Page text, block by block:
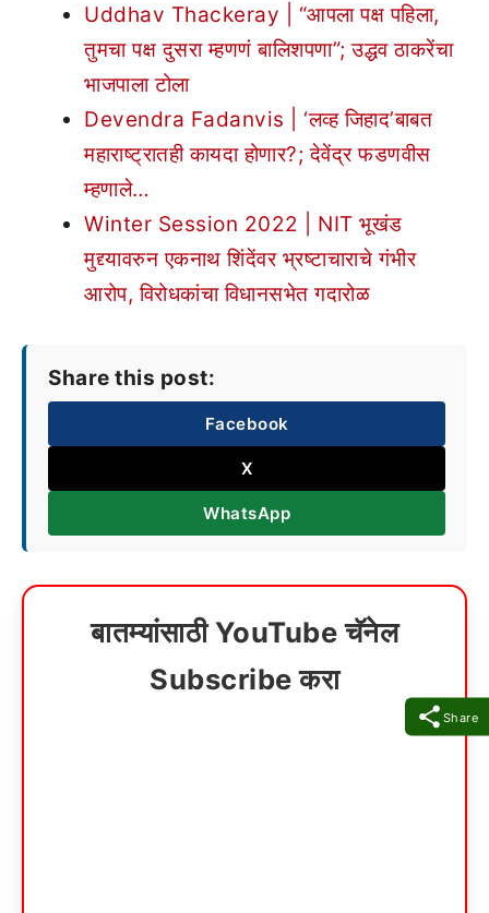
Share
Uddhav Thackeray | “आपला पक्ष पहिला,
तुमचा पक्ष दुसरा म्हणणं बालिशपणा”; उद्धव ठाकरेंचा
भाजपाला टोला
Devendra Fadanvis | ‘लव्ह जिहाद’बाबत
महाराष्ट्रातही कायदा होणार?; देवेंद्र फडणवीस
म्हणाले…
Winter Session 2022 | NIT भूखंड
मुद्द्यावरुन एकनाथ शिंदेंवर भ्रष्टाचाराचे गंभीर
आरोप, विरोधकांचा विधानसभेत गदारोळ
Share this post:
Facebook
X
WhatsApp
बातम्यांसाठी YouTube चॅनेल
Subscribe करा